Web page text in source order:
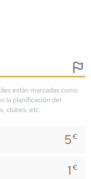
están marcadas como
la planificación del
clubes, etc.
5€
1€